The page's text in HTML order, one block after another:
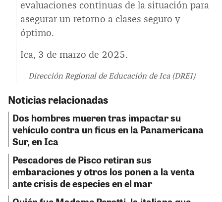
evaluaciones continuas de la situación para
asegurar un retorno a clases seguro y
óptimo.
Ica, 3 de marzo de 2025.
Dirección Regional de Educación de Ica (DREI)
Noticias relacionadas
Dos hombres mueren tras impactar su
vehículo contra un ficus en la Panamericana
Sur, en Ica
Pescadores de Pisco retiran sus
embaraciones y otros los ponen a la venta
ante crisis de especies en el mar